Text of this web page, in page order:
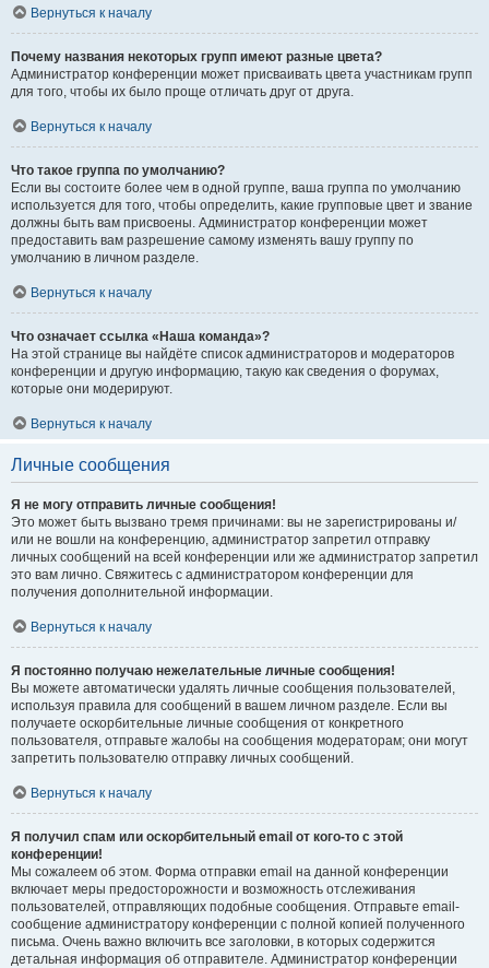
Вернуться к началу
Почему названия некоторых групп имеют разные цвета?
Администратор конференции может присваивать цвета участникам групп
для того, чтобы их было проще отличать друг от друга.
Вернуться к началу
Что такое группа по умолчанию?
Если вы состоите более чем в одной группе, ваша группа по умолчанию
используется для того, чтобы определить, какие групповые цвет и звание
должны быть вам присвоены. Администратор конференции может
предоставить вам разрешение самому изменять вашу группу по
умолчанию в личном разделе.
Вернуться к началу
Что означает ссылка «Наша команда»?
На этой странице вы найдёте список администраторов и модераторов
конференции и другую информацию, такую как сведения о форумах,
которые они модерируют.
Вернуться к началу
Личные сообщения
Я не могу отправить личные сообщения!
Это может быть вызвано тремя причинами: вы не зарегистрированы и/
или не вошли на конференцию, администратор запретил отправку
личных сообщений на всей конференции или же администратор запретил
это вам лично. Свяжитесь с администратором конференции для
получения дополнительной информации.
Вернуться к началу
Я постоянно получаю нежелательные личные сообщения!
Вы можете автоматически удалять личные сообщения пользователей,
используя правила для сообщений в вашем личном разделе. Если вы
получаете оскорбительные личные сообщения от конкретного
пользователя, отправьте жалобы на сообщения модераторам; они могут
запретить пользователю отправку личных сообщений.
Вернуться к началу
Я получил спам или оскорбительный email от кого-то с этой
конференции!
Мы сожалеем об этом. Форма отправки email на данной конференции
включает меры предосторожности и возможность отслеживания
пользователей, отправляющих подобные сообщения. Отправьте email-
сообщение администратору конференции с полной копией полученного
письма. Очень важно включить все заголовки, в которых содержится
детальная информация об отправителе. Администратор конференции